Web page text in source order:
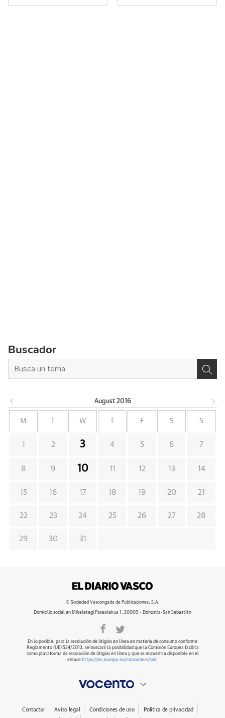
Buscador
August 2016
M W F S S
1 2 3 4 5 6 7
8 9 10 11 12 13 14
15 16 17 18 19 20 21
22 23 24 25 26 27 28
29 30 31
© Sociedad Vascongada de Publicaciones, S.A.
Domicilio social en Mikeletegi Pasealekua 1. 20009 - Donostia-San Sebastián
En lo posible, para la resolución de litigios en línea en materia de consumo conforme
Reglamento (UE) 524/2013, se buscará la posibilidad que la Comisión Europea facilita
como plataforma de resolución de litigios en línea y que se encuentra disponible en el
enlace https://ec.europa.eu/consumers/odr.
Contactar Aviso legal Condiciones de uso
Política de privacidad